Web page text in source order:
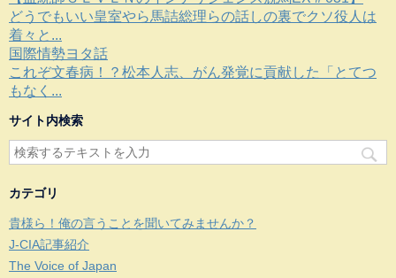
どうでもいい皇室やら馬詰総理らの話しの裏でクソ役人は
着々と...
国際情勢ヨタ話
これぞ文春病！？松本人志、がん発覚に貢献した「とてつ
もなく...
サイト内検索
カテゴリ
貴様ら！俺の言うことを聞いてみませんか？
J-CIA記事紹介
The Voice of Japan